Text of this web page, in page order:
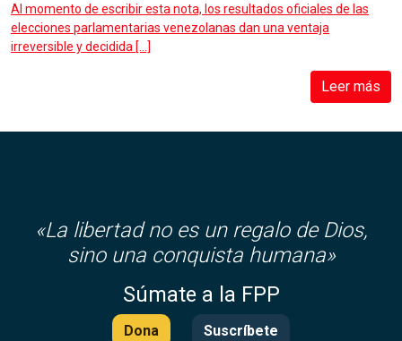
Al momento de escribir esta nota, los resultados oficiales de las
elecciones parlamentarias venezolanas dan una ventaja
irreversible y decidida […]
Leer más
«La libertad no es un regalo de Dios,
sino una conquista humana»
Súmate a la FPP
Dona Suscríbete